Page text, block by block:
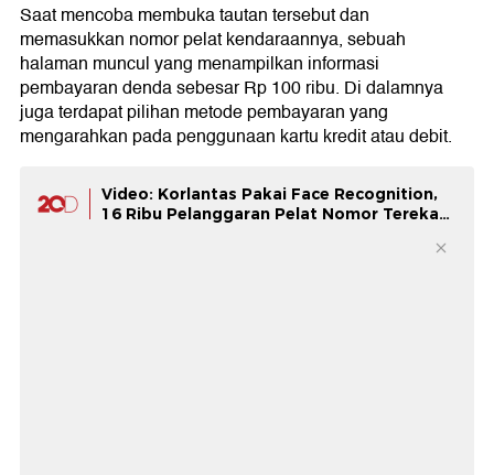
Saat mencoba membuka tautan tersebut dan
memasukkan nomor pelat kendaraannya, sebuah
halaman muncul yang menampilkan informasi
pembayaran denda sebesar Rp 100 ribu. Di dalamnya
juga terdapat pilihan metode pembayaran yang
mengarahkan pada penggunaan kartu kredit atau debit.
Video: Korlantas Pakai Face Recognition,
16 Ribu Pelanggaran Pelat Nomor Terekam